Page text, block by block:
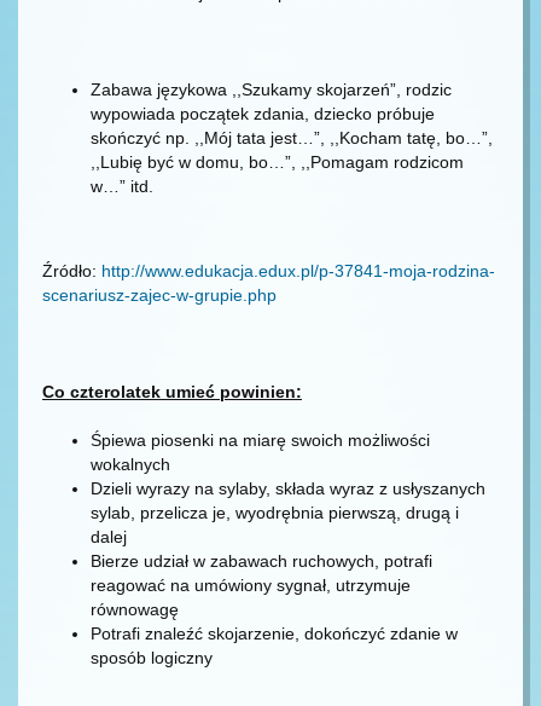
Zabawa językowa ,,Szukamy skojarzeń”, rodzic
wypowiada początek zdania, dziecko próbuje
skończyć np. ,,Mój tata jest…”, ,,Kocham tatę, bo…”,
,,Lubię być w domu, bo…”, ,,Pomagam rodzicom
w…” itd.
Źródło: http://www.edukacja.edux.pl/p-37841-moja-rodzina-
scenariusz-zajec-w-grupie.php
Co czterolatek umieć powinien:
Śpiewa piosenki na miarę swoich możliwości
wokalnych
Dzieli wyrazy na sylaby, składa wyraz z usłyszanych
sylab, przelicza je, wyodrębnia pierwszą, drugą i
dalej
Bierze udział w zabawach ruchowych, potrafi
reagować na umówiony sygnał, utrzymuje
równowagę
Potrafi znaleźć skojarzenie, dokończyć zdanie w
sposób logiczny